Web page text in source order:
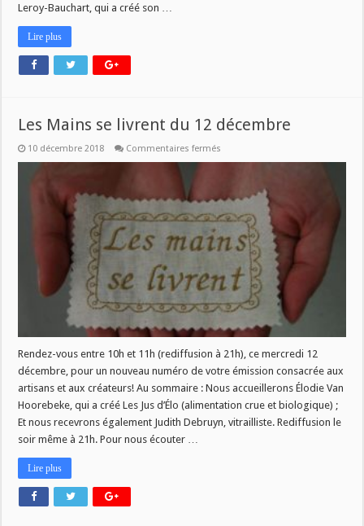
Leroy-Bauchart, qui a créé son …
Lire plus
Les Mains se livrent du 12 décembre
10 décembre 2018 Commentaires fermés
du
12
décembre
Rendez-vous entre 10h et 11h (rediffusion à 21h), ce mercredi 12
décembre, pour un nouveau numéro de votre émission consacrée aux
artisans et aux créateurs! Au sommaire : Nous accueillerons Élodie Van
Hoorebeke, qui a créé Les Jus d’Élo (alimentation crue et biologique) ;
Et nous recevrons également Judith Debruyn, vitrailliste. Rediffusion le
soir même à 21h. Pour nous écouter …
Lire plus